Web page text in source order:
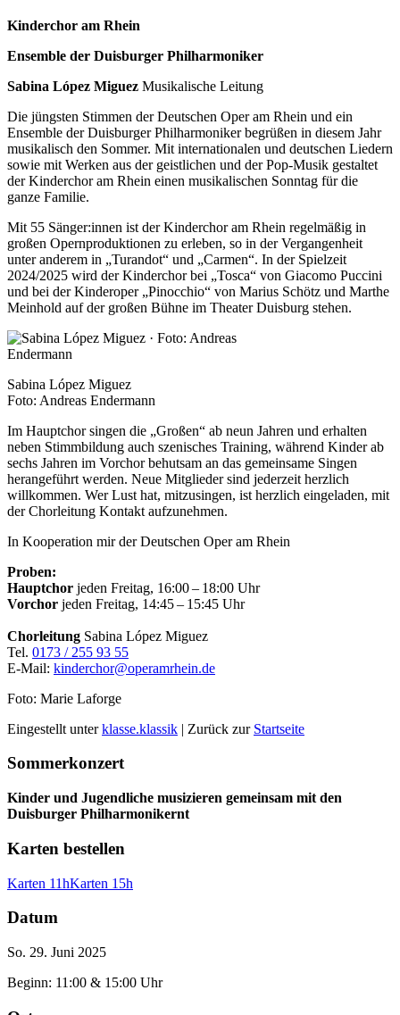
Kinderchor am Rhein
Ensemble der Duisburger Philharmoniker
Sabina López Miguez Musikalische Leitung
Die jüngsten Stimmen der Deutschen Oper am Rhein und ein
Ensemble der Duisburger Philharmoniker begrüßen in diesem Jahr
musikalisch den Sommer. Mit internationalen und deutschen Liedern
sowie mit Werken aus der geistlichen und der Pop-Musik gestaltet
der Kinderchor am Rhein einen musikalischen Sonntag für die
ganze Familie.
Mit 55 Sänger:innen ist der Kinderchor am Rhein regelmäßig in
großen Opernproduktionen zu erleben, so in der Vergangenheit
unter anderem in „Turandot“ und „Carmen“. In der Spielzeit
2024/2025 wird der Kinderchor bei „Tosca“ von Giacomo Puccini
und bei der Kinderoper „Pinocchio“ von Marius Schötz und Marthe
Meinhold auf der großen Bühne im Theater Duisburg stehen.
Sabina López Miguez
Foto: Andreas Endermann
Im Hauptchor singen die „Großen“ ab neun Jahren und erhalten
neben Stimmbildung auch szenisches Training, während Kinder ab
sechs Jahren im Vorchor behutsam an das gemeinsame Singen
herangeführt werden. Neue Mitglieder sind jederzeit herzlich
willkommen. Wer Lust hat, mitzusingen, ist herzlich eingeladen, mit
der Chorleitung Kontakt aufzunehmen.
In Kooperation mir der Deutschen Oper am Rhein
Proben:
Hauptchor jeden Freitag, 16:00 – 18:00 Uhr
Vorchor jeden Freitag, 14:45 – 15:45 Uhr
Chorleitung Sabina López Miguez
Tel. 0173 / 255 93 55
E-Mail: kinderchor@operamrhein.de
Foto: Marie Laforge
Eingestellt unterklasse.klassik | Zurück zur Startseite
Sommerkonzert
Kinder und Jugendliche musizieren gemeinsam mit den
Duisburger Philharmonikernt
Karten bestellen
Karten 11hKarten 15h
Datum
So. 29. Juni 2025
Beginn: 11:00 & 15:00 Uhr